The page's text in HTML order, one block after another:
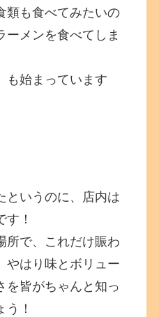
類も食べてみたいの
ーメンを食べてしま
も始まっています
というのに、店内は
！
所で、これだけ賑わ
やはり味とボリュー
を皆がちゃんと知っ
！